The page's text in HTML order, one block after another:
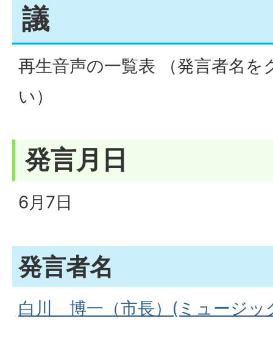
議
再生音声の一覧表 （発言者名
い）
発言月日
6月7日
発言者名
白川 博一（市長）(ミュージッ